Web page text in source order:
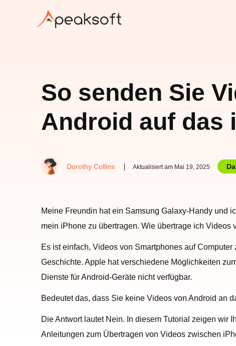
So senden Sie
Android auf das
Dorothy Collins Aktualisiert am Mai 19, 2025
Meine Freundin hat ein Samsung Galaxy-Handy und
mein iPhone zu übertragen. Wie übertrage ich Videos
Es ist einfach, Videos von Smartphones auf
Geschichte. Apple hat verschiedene Möglichkeiten
Dienste für Android-Geräte nicht verfügbar.
Bedeutet das, dass Sie keine Videos von Android an
Die Antwort lautet Nein. In diesem Tutorial zeigen wir
Anleitungen zum Übertragen von Videos zwischen